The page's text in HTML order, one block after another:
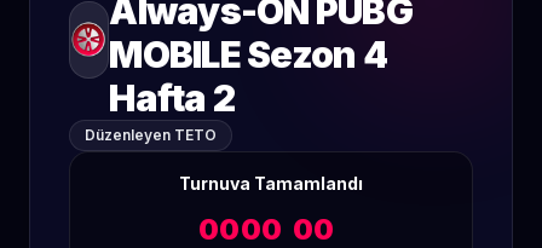
Always-ON PUBG
MOBILE Sezon 4
Hafta 2
Düzenleyen TETO
Turnuva Tamamlandı
0000 00